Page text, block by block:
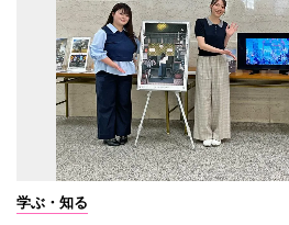
学ぶ・知る